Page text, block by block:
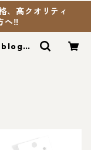
、髙クオリティ
へ‼️
blog